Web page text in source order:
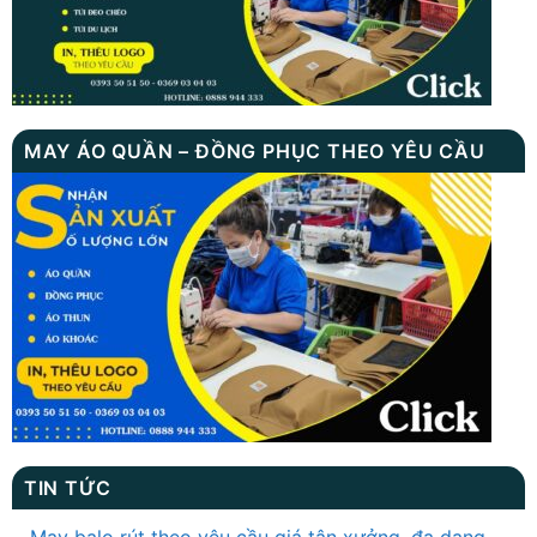
MAY ÁO QUẦN – ĐỒNG PHỤC THEO YÊU CẦU
TIN TỨC